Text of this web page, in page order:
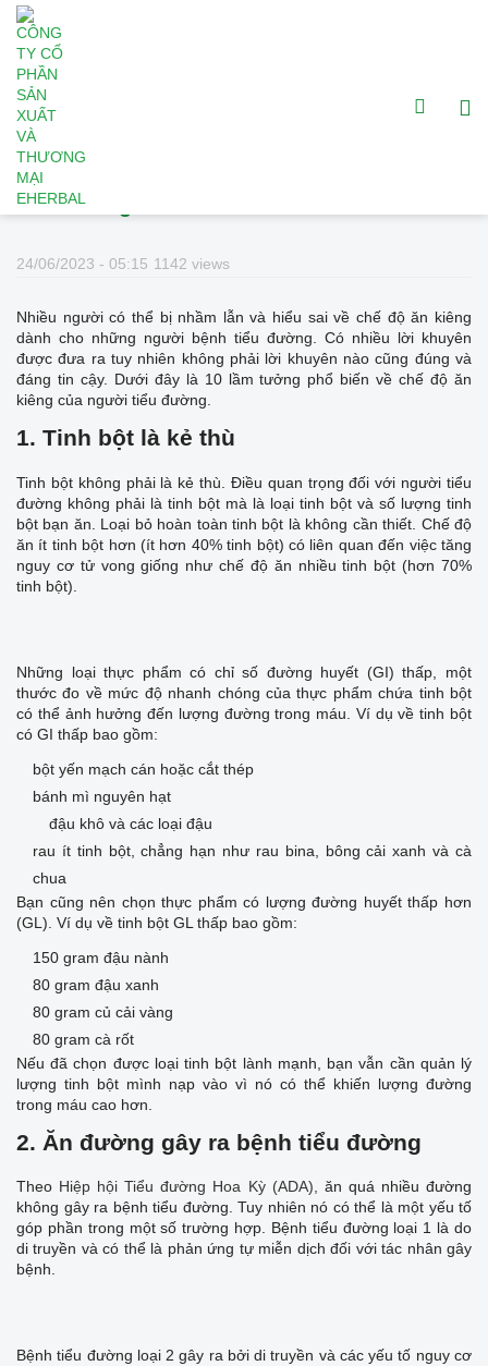
7 lầm tưởng về chế độ ăn uống cho bệnh
tiểu đường
24/06/2023 - 05:15 1142 views
Nhiều người có thể bị nhầm lẫn và hiểu sai về chế độ ăn kiêng
dành cho những người bệnh tiểu đường. Có nhiều lời khuyên
được đưa ra tuy nhiên không phải lời khuyên nào cũng đúng và
đáng tin cậy. Dưới đây là 10 lầm tưởng phổ biến về chế độ ăn
kiêng của người tiểu đường.
1. Tinh bột là kẻ thù
Tinh bột không phải là kẻ thù. Điều quan trọng đối với người tiểu
đường không phải là tinh bột mà là loại tinh bột và số lượng tinh
bột bạn ăn. Loại bỏ hoàn toàn tinh bột là không cần thiết. Chế độ
ăn ít tinh bột hơn (ít hơn 40% tinh bột) có liên quan đến việc tăng
nguy cơ tử vong giống như chế độ ăn nhiều tinh bột (hơn 70%
tinh bột).
Những loại thực phẩm có chỉ số đường huyết (GI) thấp, một
thước đo về mức độ nhanh chóng của thực phẩm chứa tinh bột
có thể ảnh hưởng đến lượng đường trong máu. Ví dụ về tinh bột
có GI thấp bao gồm:
bột yến mạch cán hoặc cắt thép
bánh mì nguyên hạt
đậu khô và các loại đậu
rau ít tinh bột, chẳng hạn như rau bina, bông cải xanh và cà
chua
Bạn cũng nên chọn thực phẩm có lượng đường huyết thấp hơn
(GL). Ví dụ về tinh bột GL thấp bao gồm:
150 gram đậu nành
80 gram đậu xanh
80 gram củ cải vàng
80 gram cà rốt
Nếu đã chọn được loại tinh bột lành mạnh, bạn vẫn cần quản lý
lượng tinh bột mình nạp vào vì nó có thể khiến lượng đường
trong máu cao hơn.
2. Ăn đường gây ra bệnh tiểu đường
Theo Hiệp hội Tiểu đường Hoa Kỳ (ADA),
ăn quá nhiều đường
không gây ra bệnh tiểu đường. Tuy nhiên nó có thể là một yếu tố
góp phần trong một số trường hợp. Bệnh tiểu đường loại 1 là do
di truyền và có thể là phản ứng tự miễn dịch đối với tác nhân gây
bệnh.
Bệnh tiểu đường loại 2 gây ra bởi di truyền và các yếu tố nguy cơ